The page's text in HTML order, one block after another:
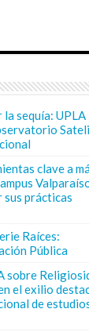
sequía: UPLA
clave a
sus prácticas
Raíces:
Pública
sobre
el exilio
de